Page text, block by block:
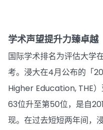
学术声望提升力臻卓越
国际学术排名为评估大学
考。浸大在4月公布的「
Higher Education, THE
63位升至第50位，是自
现。在过去短短两年间，